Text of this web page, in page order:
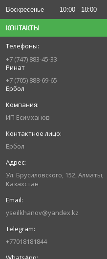
Воскресенье
10:00 18:00
КОНТАКТЫ
+7 (747) 883-45-33
Ринат
+7 (705) 888-69-65
Ербол
ИП Есимxанов
Ербол
Ул. Брусиловского, 152, Алматы,
Казахстан
yseilkhanov@yandex.kz
+77018181844